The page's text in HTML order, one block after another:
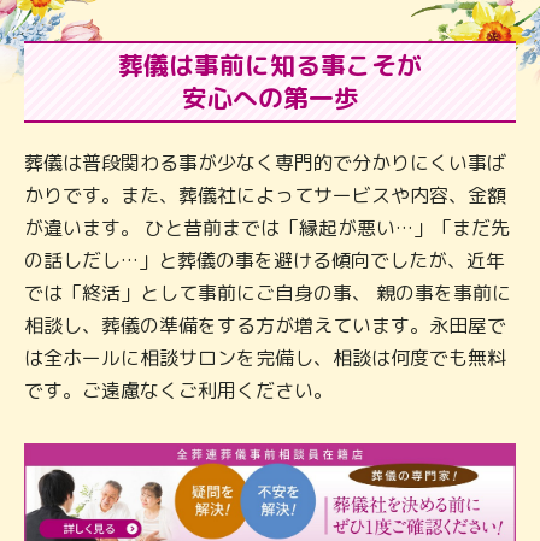
葬儀は事前に知る事こそが
安心への第一歩
葬儀は普段関わる事が少なく専門的で分かりにくい事ば
かりです。また、葬儀社によってサービスや内容、金額
が違います。 ひと昔前までは「縁起が悪い…」「まだ先
の話しだし…」と葬儀の事を避ける傾向でしたが、近年
では「終活」として事前にご自身の事、 親の事を事前に
相談し、葬儀の準備をする方が増えています。永田屋で
は全ホールに相談サロンを完備し、相談は何度でも無料
です。ご遠慮なくご利用ください。